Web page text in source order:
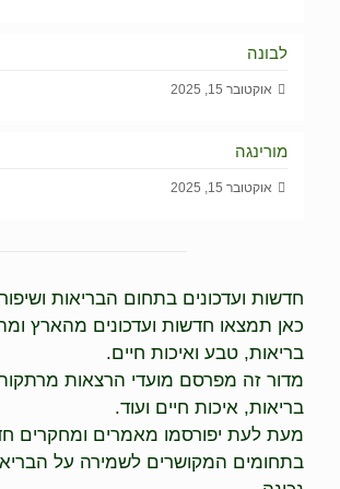
לבונה
אוקטובר 15, 2025
מורינגה
אוקטובר 15, 2025
חדשות ועדכונים בתחום הבריאות
כאן תמצאו חדשות ועדכונים מהארץ
בריאות, טבע ואיכות חיים.
מדור זה מפרסם מועדי הרצאות
בריאות, איכות חיים ועוד.
מעת לעת יפורסמו מאמרים ומחקרים
בתחומים המקושרים לשמירה על